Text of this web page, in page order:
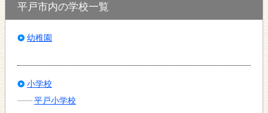
平戸市内の学校一覧
幼稚園
小学校
平戸小学校